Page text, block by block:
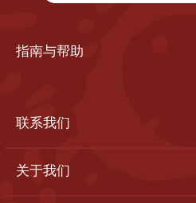
指南与帮助
联系我们
关于我们